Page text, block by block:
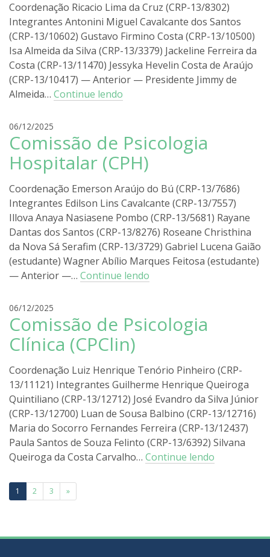
g
o
l
i
r
a
Coordenação Ricacio Lima da Cruz (CRP-13/8302)
Integrantes Antonini Miguel Cavalcante dos Santos
(CRP-13/10602) Gustavo Firmino Costa (CRP-13/10500)
Isa Almeida da Silva (CRP-13/3379) Jackeline Ferreira da
Costa (CRP-13/11470) Jessyka Hevelin Costa de Araújo
(CRP-13/10417) — Anterior — Presidente Jimmy de
Almeida… Continue lendo
06/12/2025
o
d
g
o
l
i
r
a
Comissão de Psicologia
Hospitalar (CPH)
Coordenação Emerson Araújo do Bú (CRP-13/7686)
Integrantes Edilson Lins Cavalcante (CRP-13/7557)
Illova Anaya Nasiasene Pombo (CRP-13/5681) Rayane
Dantas dos Santos (CRP-13/8276) Roseane Christhina
da Nova Sá Serafim (CRP-13/3729) Gabriel Lucena Gaião
(estudante) Wagner Abílio Marques Feitosa (estudante)
— Anterior —… Continue lendo
06/12/2025
o
d
r
g
o
l
i
r
a
Comissão de Psicologia
Clínica (CPClin)
Coordenação Luiz Henrique Tenório Pinheiro (CRP-
13/11121) Integrantes Guilherme Henrique Queiroga
Quintiliano (CRP-13/12712) José Evandro da Silva Júnior
(CRP-13/12700) Luan de Sousa Balbino (CRP-13/12716)
Maria do Socorro Fernandes Ferreira (CRP-13/12437)
Paula Santos de Souza Felinto (CRP-13/6392) Silvana
Queiroga da Costa Carvalho… Continue lendo
Paginação
posts
1 2 3 »